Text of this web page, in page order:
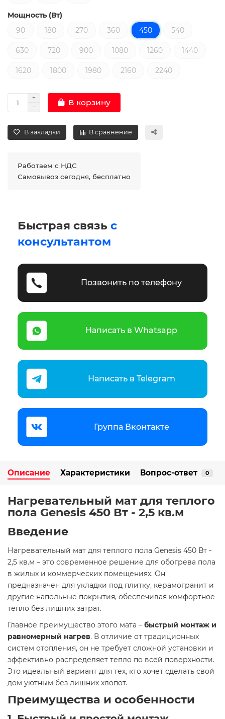
Мощность (Вт)
90
180 270 360 450 540
630 720 900 1080 1260 1440
1620 1800 1980 2160 2240
В корзину
В закладки В сравнение
Работаем с НДС
Самовывоз сегодня, бесплатно
Быстрая связь с
консультантом
Позвонить по телефону
Написать в Whatsapp
Написать в Telegram
Группа Вконтакте
Описание Характеристики Вопрос-ответ 0
Нагревательный мат для теплого
пола Genesis 450 Вт - 2,5 кв.м
Введение
Нагревательный мат для теплого пола Genesis 450 Вт -
2,5 кв.м – это современное решение для обогрева пола
в жилых и коммерческих помещениях. Он
предназначен для укладки под плитку, керамогранит и
другие напольные покрытия, обеспечивая комфортное
тепло без лишних затрат.
Главное преимущество этого мата – быстрый монтаж и
равномерный нагрев. В отличие от традиционных
систем отопления, он не требует сложной установки и
эффективно распределяет тепло по всей поверхности.
Это идеальный вариант для тех, кто хочет сделать свой
дом уютным без лишних хлопот.
Преимущества и особенности